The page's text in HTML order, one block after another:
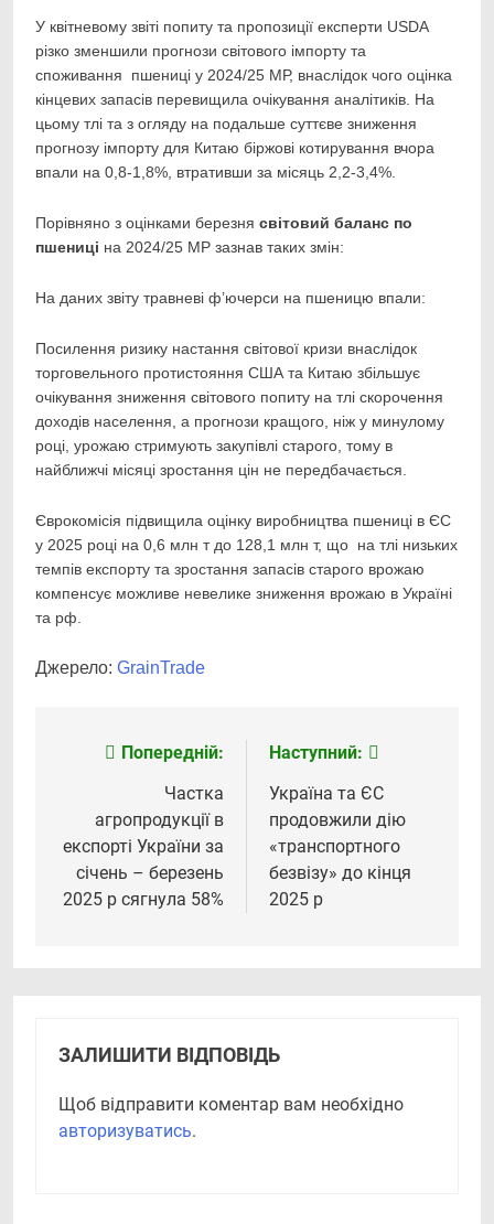
У квітневому звіті попиту та пропозиції експерти USDA
різко зменшили прогнози світового імпорту та
споживання пшениці у 2024/25 МР, внаслідок чого оцінка
кінцевих запасів перевищила очікування аналітиків. На
цьому тлі та з огляду на подальше суттєве зниження
прогнозу імпорту для Китаю біржові котирування вчора
впали на 0,8-1,8%, втративши за місяць 2,2-3,4%.
Порівняно з оцінками березня світовий баланс по
пшениці на 2024/25 МР зазнав таких змін:
На даних звіту травневі ф’ючерси на пшеницю впали:
Посилення ризику настання світової кризи внаслідок
торговельного протистояння США та Китаю збільшує
очікування зниження світового попиту на тлі скорочення
доходів населення, а прогнози кращого, ніж у минулому
році, урожаю стримують закупівлі старого, тому в
найближчі місяці зростання цін не передбачається.
Єврокомісія підвищила оцінку виробництва пшениці в ЄС
у 2025 році на 0,6 млн т до 128,1 млн т, що на тлі низьких
темпів експорту та зростання запасів старого врожаю
компенсує можливе невелике зниження врожаю в Україні
та рф.
Джерело: GrainTrade
НавігаціяПопередній:
Частка
агропродукції в
експорті України за
січень – березень
2025 р сягнула 58%
Наступний:
Україна та ЄС
продовжили дію
«транспортного
безвізу» до кінця
2025 р
ЗАЛИШИТИ ВІДПОВІДЬ
Щоб відправити коментар вам необхідно
авторизуватись.